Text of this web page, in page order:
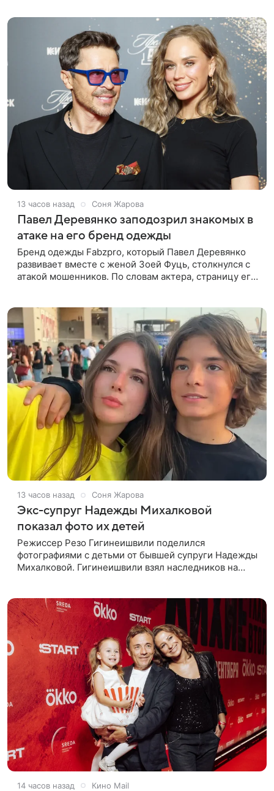
13 часов назад Соня Жарова
Павел Деревянко заподозрил знакомых в
атаке на его бренд одежды
Бренд одежды Fabzpro, который Павел Деревянко
развивает вместе с женой Зоей Фуць, столкнулся с
атакой мошенников. По словам актера, страницу его
13 часов назад Соня Жарова
Экс-супруг Надежды Михалковой
показал фото их детей
Режиссер Резо Гигинеишвили поделился
фотографиями с детьми от бывшей супруги Надежды
Михалковой. Гигинеишвили взял наследников на
14 часов назад Кино Mail